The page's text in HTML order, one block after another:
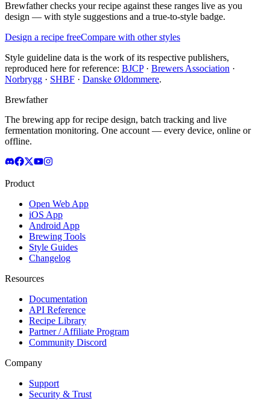
Brewfather checks your recipe against these ranges live as you
design — with style suggestions and a true-to-style badge.
Design a recipe freeCompare with other styles
Style guideline data is the work of its respective publishers,
reproduced here for reference: BJCP· Brewers Association ·
Norbrygg · SHBF · Danske Øldommere.
Brewfather
The brewing app for recipe design, batch tracking and live
fermentation monitoring. One account — every device, online or
offline.
Product
Open Web App
iOS App
Android App
Brewing Tools
Style Guides
Changelog
Resources
Documentation
API Reference
Recipe Library
Partner / Affiliate Program
Community Discord
Company
Support
Security & Trust